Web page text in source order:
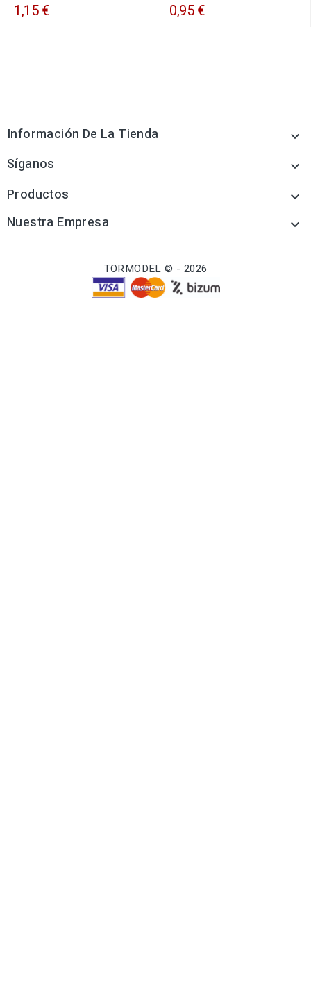
1,15 € 0,95 €
Información De La Tienda 
Síganos 
Productos 
Nuestra Empresa 
TORMODEL © - 2026